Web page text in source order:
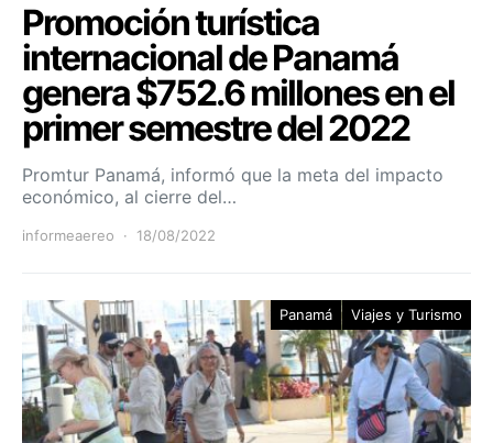
Promoción turística
internacional de Panamá
genera $752.6 millones en el
primer semestre del 2022
Promtur Panamá, informó que la meta del impacto
económico, al cierre del…
informeaereo 18/08/2022
Panamá Viajes y Turismo